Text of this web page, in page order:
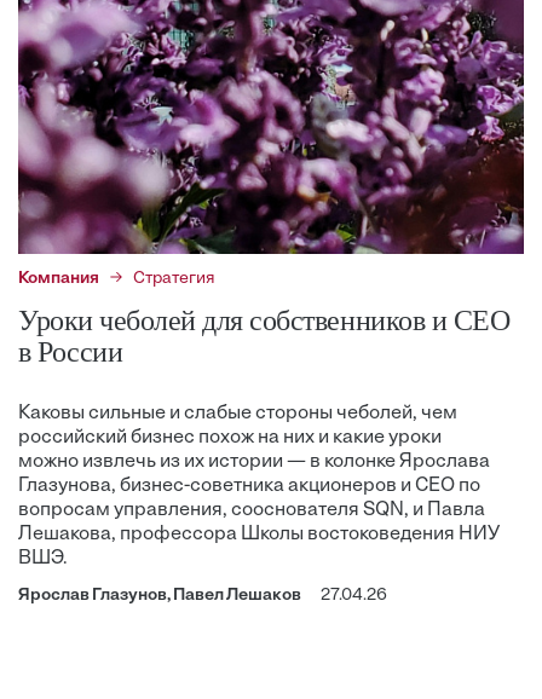
Компания Стратегия
Уроки чеболей для собственников и CEO
в России
Каковы сильные и слабые стороны чеболей, чем
российский бизнес похож на них и какие уроки
можно извлечь из их истории — в колонке Ярослава
Глазунова, бизнес-советника акционеров и CEO по
вопросам управления, сооснователя SQN, и Павла
Лешакова, профессора Школы востоковедения НИУ
ВШЭ.
Ярослав Глазунов, Павел Лешаков 27.04.26